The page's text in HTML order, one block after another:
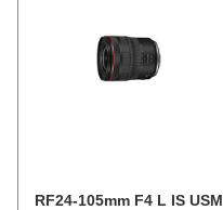
RF24-105mm F4 L IS USM